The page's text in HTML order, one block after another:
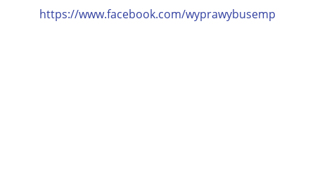
https://www.facebook.com/wyprawybusemp